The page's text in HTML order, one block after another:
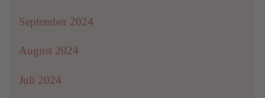
September 2024
August 2024
Juli 2024